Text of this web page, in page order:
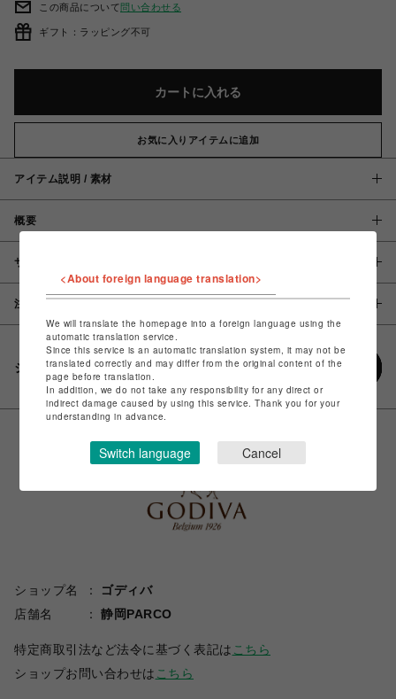
この商品について問い合わせる
ギフト：ラッピング不可
カートに入れる
お気に入りアイテムに追加
アイテム説明 / 素材
概要
サイズ
注意事項
シェアする
ショップ名
ゴディバ
店舗名
静岡PARCO
特定商取引法など法令に基づく表記は こちら
ショップお問い合わせは こちら
<About foreign language translation>
We will translate the homepage into a foreign language using the
automatic translation service.
Since this service is an automatic translation system, it may not be
translated correctly and may differ from the original content of the
page before translation.
In addition, we do not take any responsibility for any direct or
indirect damage caused by using this service. Thank you for your
understanding in advance.
Switch language Cancel